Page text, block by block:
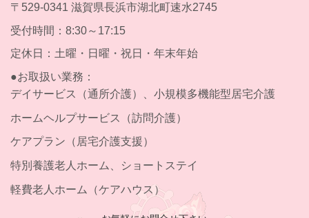
〒529-0341 滋賀県長浜市湖北町速水2745
受付時間：8:30～17:15
定休日：土曜・日曜・祝日・年末年始
●お取扱い業務：
デイサービス（通所介護）、小規模多機能型居宅介護
ホームヘルプサービス（訪問介護）
ケアプラン（居宅介護支援）
特別養護老人ホーム、ショートステイ
軽費老人ホーム（ケアハウス）